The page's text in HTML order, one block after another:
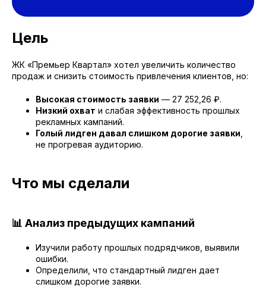
Цель
ЖК «Премьер Квартал» хотел увеличить количество
продаж и снизить стоимость привлечения клиентов, но:
Высокая стоимость заявки — 27 252,26 ₽.
Низкий охват и слабая эффективность прошлых
рекламных кампаний.
Голый лидген давал слишком дорогие заявки
не прогревая аудиторию.
Что мы сделали
📊 Анализ предыдущих кампаний
Изучили работу прошлых подрядчиков, выявили
ошибки.
Определили, что стандартный лидген дает
слишком дорогие заявки.